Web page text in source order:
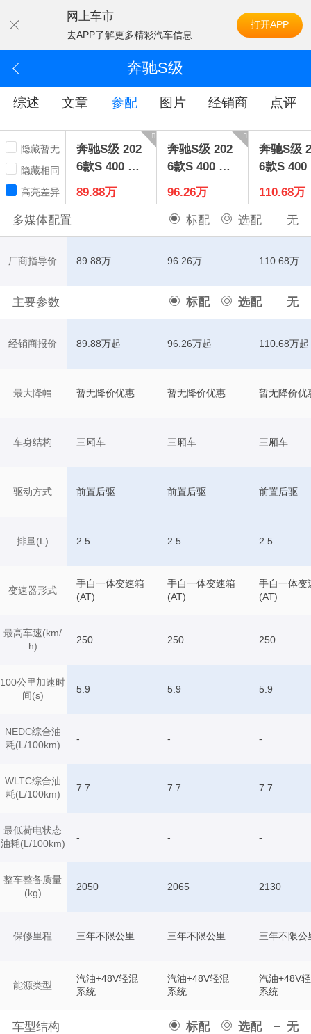
网上车市
去APP了解更多精彩汽车信息
打开APP
奔驰S级
综述 文章 参配 图片 经销商 点评
隐藏暂无
隐藏相同
高亮差异
奔驰S级 202
6款S 400 L
特别版
89.88万
奔驰S级 202
6款S 400 L
商务型
96.26万
奔驰S级
6款S 400
豪华型
110.68万
多媒体配置 标配 选配 无
厂商指导价
主要参数 标配 选配 无
经销商报价
最大降幅
车身结构
驱动方式
排量(L)
变速器形式
最高车速(km/
h)
100公里加速时
间(s)
NEDC综合油
耗(L/100km)
WLTC综合油
耗(L/100km)
最低荷电状态
油耗(L/100km)
整车整备质量
(kg)
保修里程
能源类型
车型结构 标配 选配 无
89.88万 96.26万 110.68万
89.88万起 96.26万起 110.68万起
暂无降价优惠 暂无降价优惠 暂无降价优
三厢车 三厢车 三厢车
前置后驱 前置后驱 前置后驱
2.5 2.5 2.5
手自一体变速箱
(AT)
手自一体变速箱
(AT)
手自一体变
(AT)
250 250 250
5.9 5.9 5.9
- - -
7.7 7.7 7.7
- - -
2050 2065 2130
三年不限公里 三年不限公里 三年不限公
汽油+48V轻混
系统
汽油+48V轻混
系统
汽油+48V
系统